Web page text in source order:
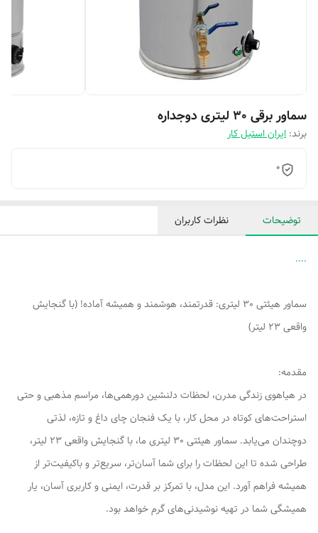
سماور برقی 30 لیتری دوجداره
برند: ایران استیل کار
0
توضیحات نظرات کاربران
....
سماور هیئتی 30 لیتری: قدرتمند، هوشمند و همیشه آماده! (با گنجایش
واقعی 23 لیتر)
مقدمه:
در هیاهوی زندگی مدرن، لحظات دلنشین دورهمی‌ها، مراسم مذهبی و حتی
استراحت‌های کوتاه در محل کار، با یک فنجان چای داغ و تازه، لذتی
دوچندان می‌یابد. سماور هیئتی 30 لیتری ما، با گنجایش واقعی 23 لیتر،
طراحی شده تا این لحظات را برای شما آسان‌تر، سریع‌تر و باکیفیت‌تر از
همیشه فراهم آورد. این مدل، با تمرکز بر قدرت، ایمنی و کاربری آسان، یار
همیشگی شما در تهیه نوشیدنی‌های گرم خواهد بود.